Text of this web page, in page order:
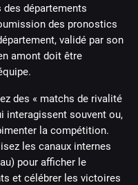
départements
des pronostics
validé par son
amont doit être
des « matchs de rivalité
interagissent souvent ou,
la compétition.
les canaux internes
pour afficher le
et célébrer les victoires